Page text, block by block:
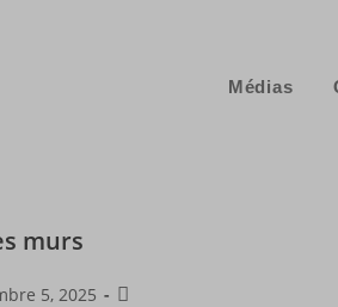
Médias
murs
5, 2025